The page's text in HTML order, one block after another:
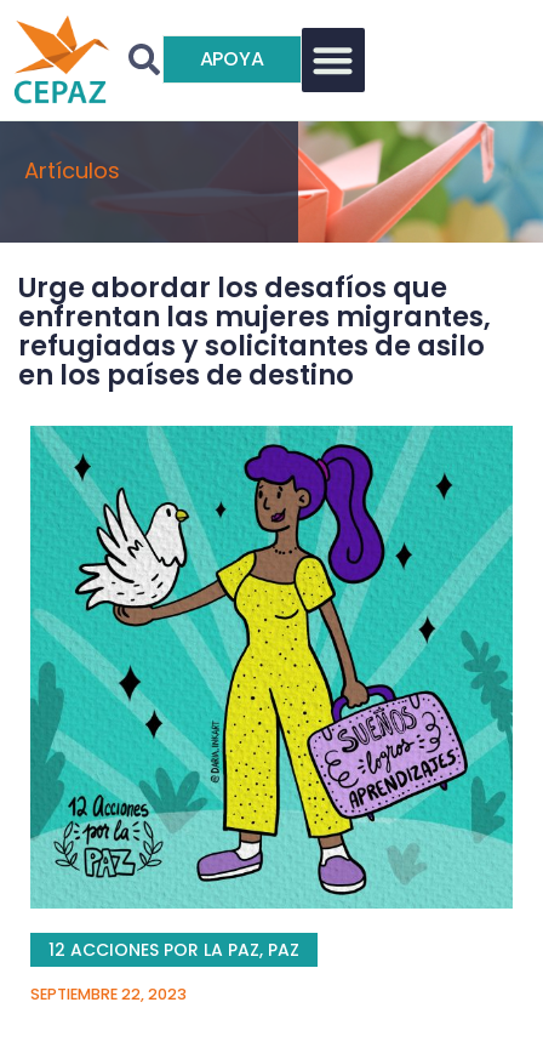
APOYA
Artículos
Urge abordar los desafíos que
enfrentan las mujeres migrantes,
refugiadas y solicitantes de asilo
en los países de destino
12 ACCIONES POR LA PAZ, PAZ
SEPTIEMBRE 22, 2023